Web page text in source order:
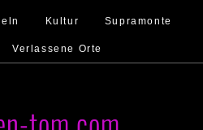
Kultur Supramonte
Verlassene Orte